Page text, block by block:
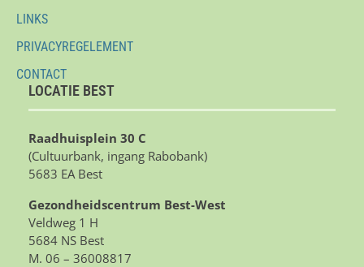
LINKS
PRIVACYREGELEMENT
CONTACT
LOCATIE BEST
Raadhuisplein 30 C
(Cultuurbank, ingang Rabobank)
5683 EA Best
Gezondheidscentrum Best-West
Veldweg 1 H
5684 NS Best
M. 06 – 36008817